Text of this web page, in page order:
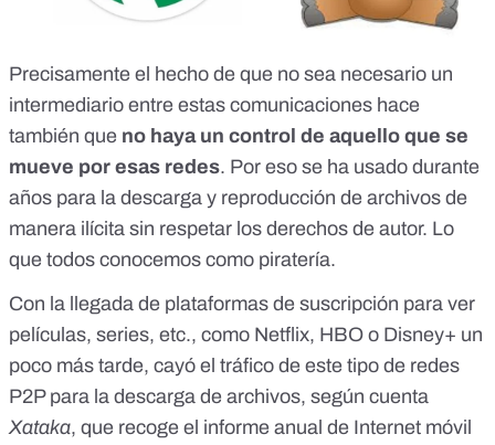
Precisamente el hecho de que no sea necesario un
intermediario entre estas comunicaciones hace
también que no haya un control de aquello que se
mueve por esas redes. Por eso se ha usado durante
años para la descarga y reproducción de archivos de
manera ilícita sin respetar los derechos de autor. Lo
que todos conocemos como piratería.
Con la llegada de plataformas de suscripción para ver
películas, series, etc., como Netflix, HBO o Disney+ un
poco más tarde, cayó el tráfico de este tipo de redes
P2P para la descarga de archivos, según cuenta
Xataka, que recoge el informe anual de Internet móvil